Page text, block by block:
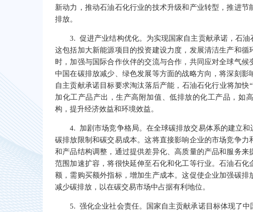
新动力，推动石油石化行业的技术升级和产业转型，推进
排放。
3. 促进产业结构优化。为实现国家自主贡献承诺，石油
这包括加大新能源项目的投资建设力度，发展清洁生产和
时，加强与国际合作伙伴的交流与合作，共同应对全球气
中国在碳排放减少、绿色发展等方面的战略方向，将深刻
自主贡献承诺目标要求淘汰落后产能，石油石化行业将加
加化工产品产出，生产高附加值、低排放的化工产品，如
构，提升经济效益和环境效益。
4. 加剧市场竞争格局。在全球碳排放交易体系的建立
碳排放限制和碳交易成本。这将直接影响企业的市场竞争
和产品结构调整，通过提供差异化、高质量的产品和服务
范围加速扩容，将很快延伸至石化和化工等行业。石油石
额，需购买额外指标，增加生产成本。这促使企业加强碳
减少碳排放，以在碳交易市场中占据有利地位。
5. 强化企业社会责任。国家自主贡献承诺目标体现了